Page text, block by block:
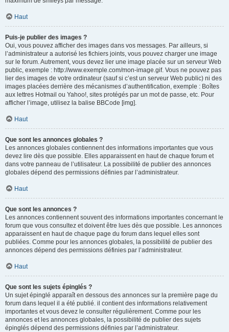
Haut
Puis-je publier des images ?
Oui, vous pouvez afficher des images dans vos messages. Par ailleurs, si
l’administrateur a autorisé les fichiers joints, vous pouvez charger une image
sur le forum. Autrement, vous devez lier une image placée sur un serveur Web
public, exemple : http://www.exemple.com/mon-image.gif. Vous ne pouvez pas
lier des images de votre ordinateur (sauf si c’est un serveur Web public) ni des
images placées derrière des mécanismes d’authentification, exemple : Boîtes
aux lettres Hotmail ou Yahoo!, sites protégés par un mot de passe, etc. Pour
afficher l’image, utilisez la balise BBCode [img].
Haut
Que sont les annonces globales ?
Les annonces globales contiennent des informations importantes que vous
devez lire dès que possible. Elles apparaissent en haut de chaque forum et
dans votre panneau de l’utilisateur. La possibilité de publier des annonces
globales dépend des permissions définies par l’administrateur.
Haut
Que sont les annonces ?
Les annonces contiennent souvent des informations importantes concernant le
forum que vous consultez et doivent être lues dès que possible. Les annonces
apparaissent en haut de chaque page du forum dans lequel elles sont
publiées. Comme pour les annonces globales, la possibilité de publier des
annonces dépend des permissions définies par l’administrateur.
Haut
Que sont les sujets épinglés ?
Un sujet épinglé apparaît en dessous des annonces sur la première page du
forum dans lequel il a été publié. il contient des informations relativement
importantes et vous devez le consulter régulièrement. Comme pour les
annonces et les annonces globales, la possibilité de publier des sujets
épinglés dépend des permissions définies par l’administrateur.